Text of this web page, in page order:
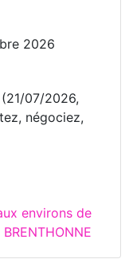
2026
07/2026,
négociez,
environs de
BRENTHONNE